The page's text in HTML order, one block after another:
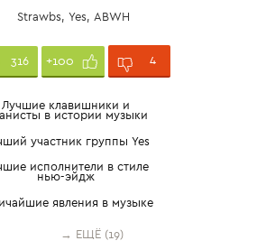
Strawbs, Yes, ABWH
316 +100 4
Лучшие клавишники и
в истории музыки
участник группы Yes
исполнители в стиле
нью-эйдж
явления в музыке
→ ЕЩЁ (19)